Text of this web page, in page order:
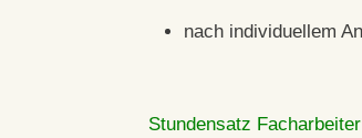
nach individuellem
Stundensatz